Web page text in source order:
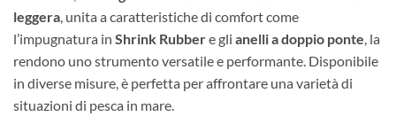
leggera, unita a caratteristiche di comfort come
l’impugnatura in Shrink Rubbere gli anelli a doppio ponte, la
rendono uno strumento versatile e performante. Disponibile
in diverse misure, è perfetta per affrontare una varietà di
situazioni di pesca in mare.